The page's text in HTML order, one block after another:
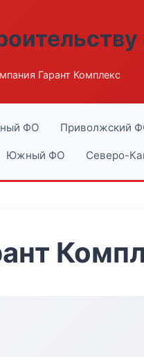
Гарант Комплекс
ФО Приволжский
Южный ФО Северо-